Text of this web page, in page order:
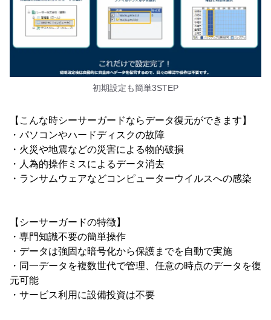
初期設定も簡単3STEP
【こんな時シーサーガードならデータ復元ができます】
・パソコンやハードディスクの故障
・火災や地震などの災害による物的破損
・人為的操作ミスによるデータ消去
・ランサムウェアなどコンピューターウイルスへの感染
【シーサーガードの特徴】
・専門知識不要の簡単操作
・データは強固な暗号化から保護までを自動で実施
・同一データを複数世代で管理、任意の時点のデータを復
元可能
・サービス利用に設備投資は不要